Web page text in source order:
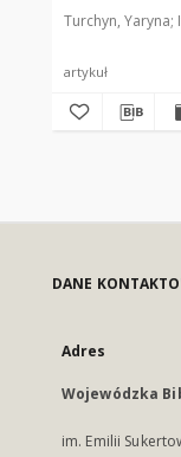
state-building
Turchyn, Yaryna
artykuł
DANE
Adres
Wojewódzka
im. Emilii